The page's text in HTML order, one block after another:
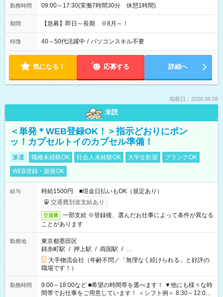
勤務時間 09:00～17:30(実働7時間30分 休憩1時間)
期間 【急募】即日～長期 ※8月～！
特徴 40～50代活躍中 / パソコンスキル不要
気になる！ 応募する 詳細へ
掲載日：2026.08.08
未読
＜単発＊WEB登録OK！＞指示どおりにポン
ッ！カプセルトイのカプセル準備！
派遣 職種未経験OK 社会人未経験OK 大学生歓迎
ブランクOK
WEB登録・面接OK
給与
時給1500円 ■現金日払いもOK（規定あり）
交通費別途支給あり
交通費
一部支給 ※登録後、選んだお仕事によって条件が異なる
ことがあります
勤務地
東京都墨田区
錦糸町駅 / 押上駅 / 両国駅 / …
大手物流会社（年齢不問／「無理なく続けられる」と好評の
職場です！）
勤務時間
9:00～18:00など ■希望の時間帯を選べます！ ▼他にも様々な時
間帯でお仕事をご用意しています！ ＜シフト例＞ 8:30～12:00